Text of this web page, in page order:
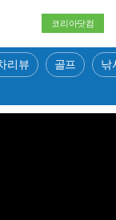
코리아닷컴
리뷰 골프 낚